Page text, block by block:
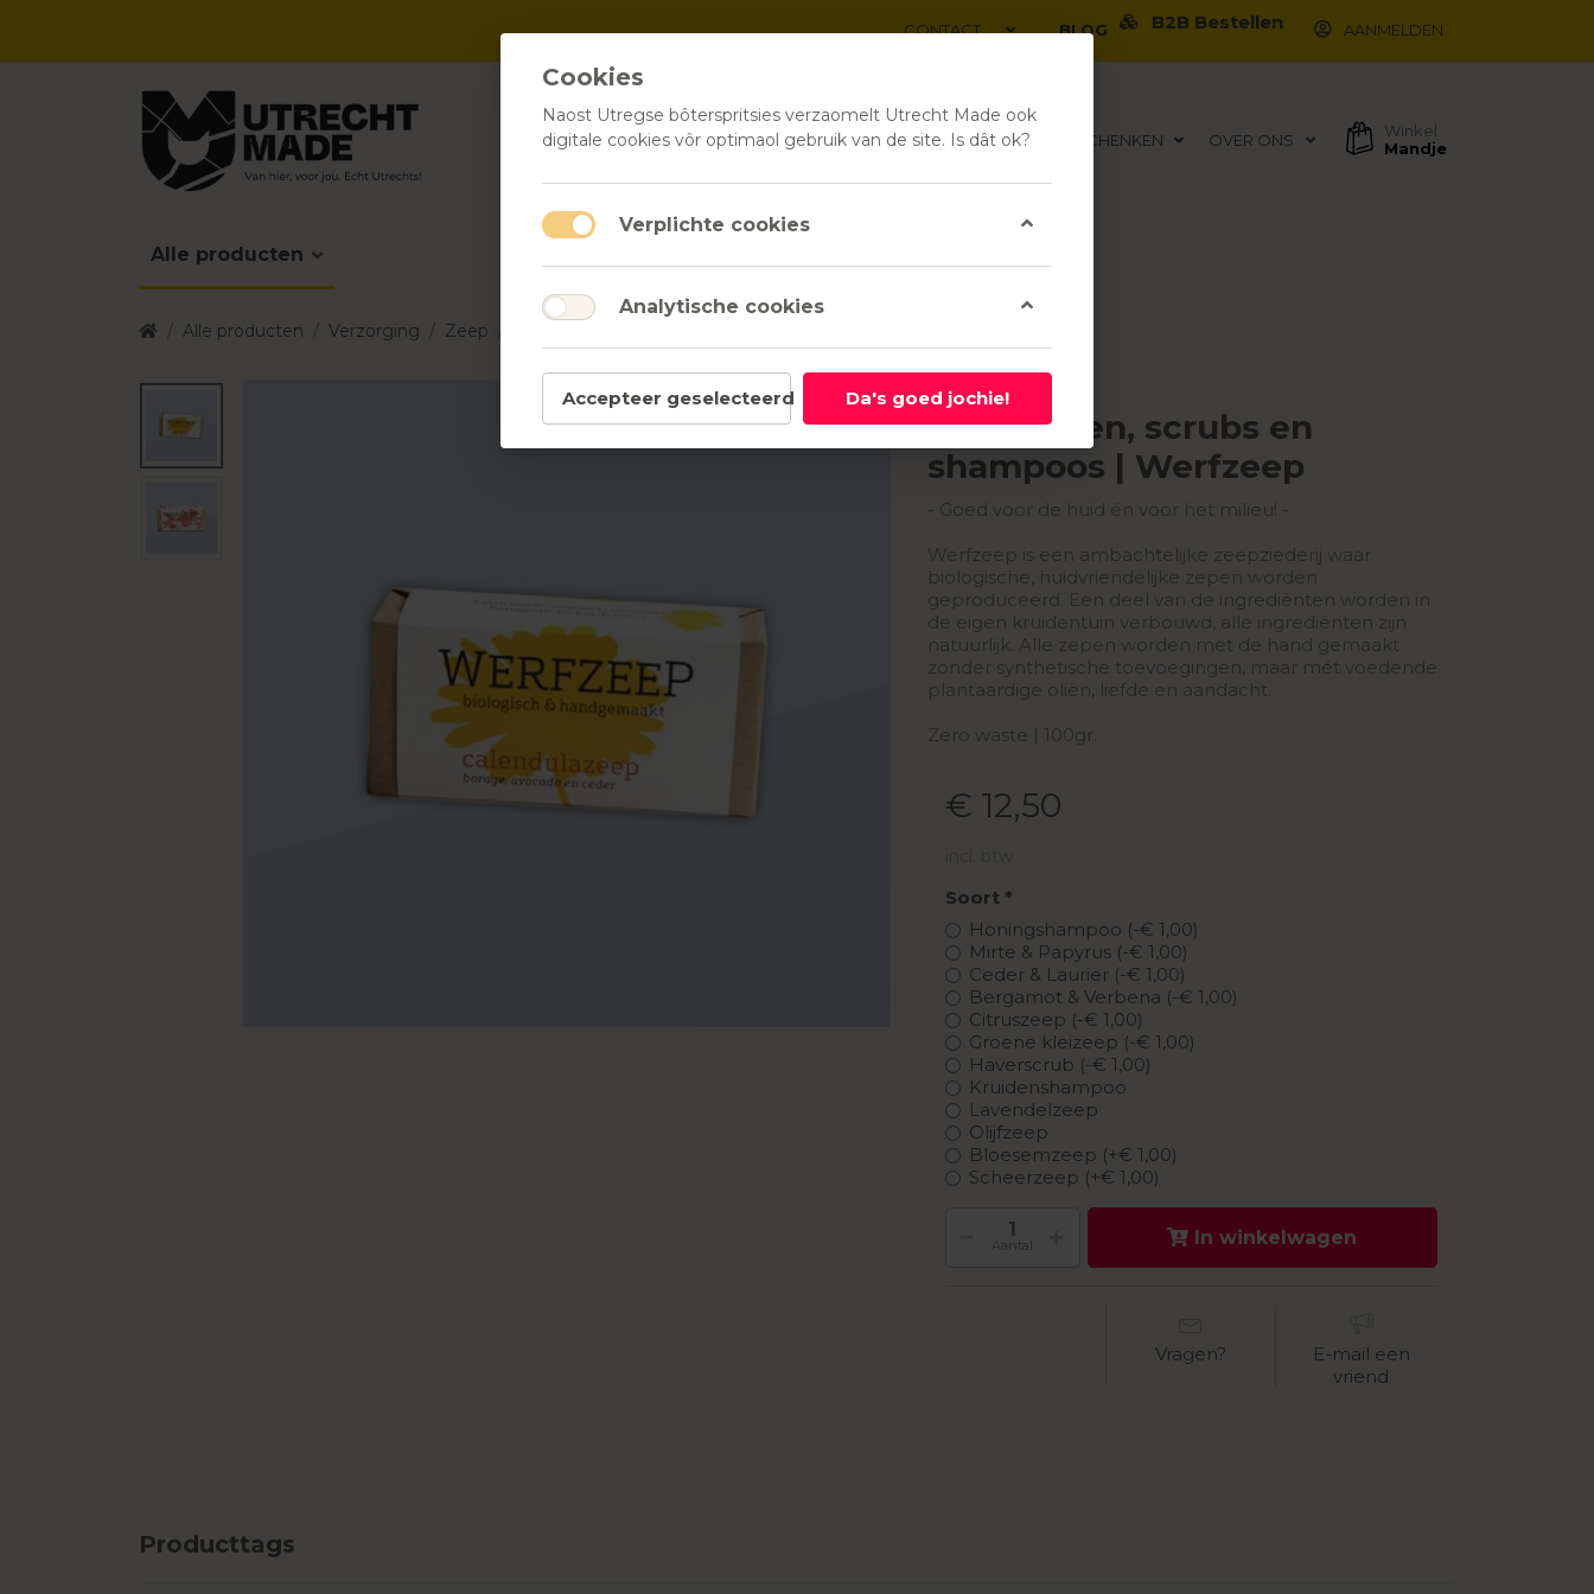
CONTACT BLOG B2B Bestellen AANMELDEN
ALLE PRODUCTEN RELATIEGESCHENKEN OVER ONS
Winkel
Mandje
Alle producten
Alle producten Verzorging Zeep
Werfzeep
Luxe zepen, scrubs en
shampoos | Werfzeep
- Goed voor de huid én voor het milieu! -
Werfzeep is een ambachtelijke zeepziederij waar
biologische, huidvriendelijke zepen worden
geproduceerd. Een deel van de ingrediënten worden in
de eigen kruidentuin verbouwd, alle ingrediënten zijn
natuurlijk. Alle zepen worden met de hand gemaakt
zonder synthetische toevoegingen, maar mét voedende
plantaardige oliën, liefde en aandacht.
Zero waste | 100gr.
€ 12,50
Soort
Honingshampoo (-€ 1,00)
Mirte & Papyrus (-€ 1,00)
Ceder & Laurier (-€ 1,00)
Bergamot & Verbena (-€ 1,00)
Citruszeep (-€ 1,00)
Groene kleizeep (-€ 1,00)
Haverscrub (-€ 1,00)
Kruidenshampoo
Lavendelzeep
Olijfzeep
Bloesemzeep (+€ 1,00)
Scheerzeep (+€ 1,00)
Aantal In winkelwagen
Vragen?
E-mail een
vriend
Producttags
Cookies
Naost Utregse bôterspritsies verzaomelt Utrecht Made ook
digitale cookies vôr optimaol gebruik van de site. Is dât ok?
Verplichte cookies
Analytische cookies
Accepteer geselecteerd Da's goed jochie!